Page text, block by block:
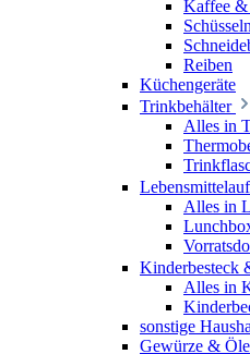
Kaffee &
Reiben
Küchengeräte
Trinkbehälter
Alles in
Alles in
Kinderbesteck
Alles in
sonstige
Gewürze & Öle